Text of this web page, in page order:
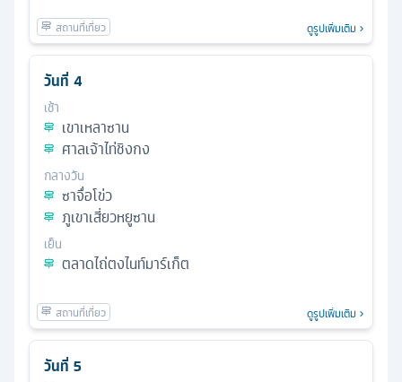
ดูรูปเพิ่มเติม
วันที่ 4
เช้า
เขาเหลาซาน
ศาลเจ้าไท่ชิงกง
กลางวัน
ซาจื่อโข่ว
ภูเขาเสี่ยวหยูซาน
เย็น
ตลาดไถ่ตงไนท์มาร์เก็ต
ดูรูปเพิ่มเติม
วันที่ 5